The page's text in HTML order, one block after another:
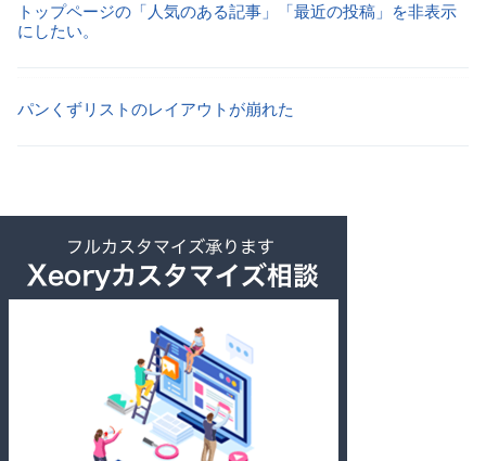
トップページの「人気のある記事」「最近の投稿」を非表示
にしたい。
パンくずリストのレイアウトが崩れた